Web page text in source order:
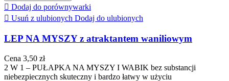
 Dodaj do porównywarki
 Usuń z ulubionych Dodaj do ulubionych
LEP NA MYSZY z atraktantem waniliowym
Cena 3,50 zł
2 W 1 – PUŁAPKA NA MYSZY I WABIK bez substancji
niebezpiecznych skuteczny i bardzo łatwy w użyciu